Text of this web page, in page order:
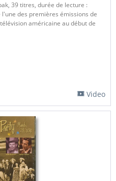
39 titres, durée de lecture :
des premières émissions de
américaine au début de
Video